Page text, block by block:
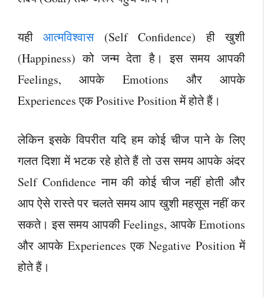
यहीआत्मविश्वास(Self Confidence) ही खुशी
(Happiness) को जन्म देता है। इस समय आपकी
Feelings, आपके Emotions और आपके
Experiences एक Positive Position में होते हैं।
लेकिन इसके विपरीत यदि हम कोई चीज पाने के लिए
गलत दिशा में भटक रहे होते हैं तो उस समय आपके अंदर
Self Confidence नाम की कोई चीज नहीं होती और
आप ऐसे रास्ते पर चलते समय आप खुशी महसूस नहीं कर
सकते। इस समय आपकी Feelings, आपके Emotions
और आपके Experiences एक Negative Position में
होते हैं।